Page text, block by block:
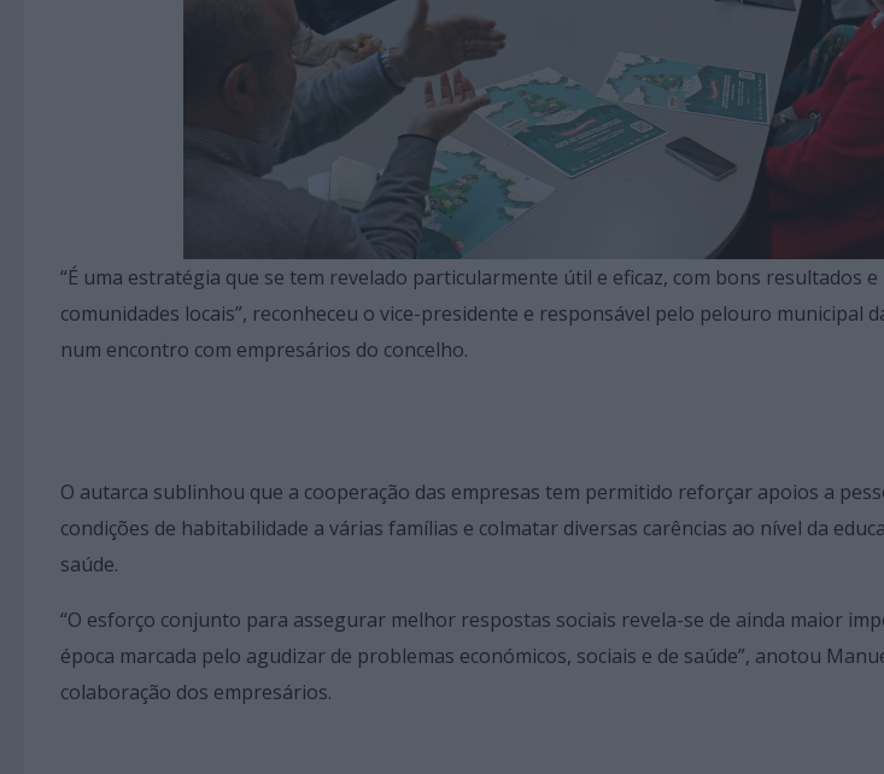
“É uma estratégia que se tem revelado particularmente útil e eficaz, com bons resultados
comunidades locais”, reconheceu o vice-presidente e responsável pelo pelouro municipal
num encontro com empresários do concelho.
O autarca sublinhou que a cooperação das empresas tem permitido reforçar apoios a
condições de habitabilidade a várias famílias e colmatar diversas carências ao nível da
saúde.
“O esforço conjunto para assegurar melhor respostas sociais revela-se de ainda maior
época marcada pelo agudizar de problemas económicos, sociais e de saúde”, anotou
colaboração dos empresários.